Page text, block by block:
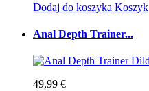
Dodaj do koszyka Koszyk
Anal Depth Trainer...
49,99 €